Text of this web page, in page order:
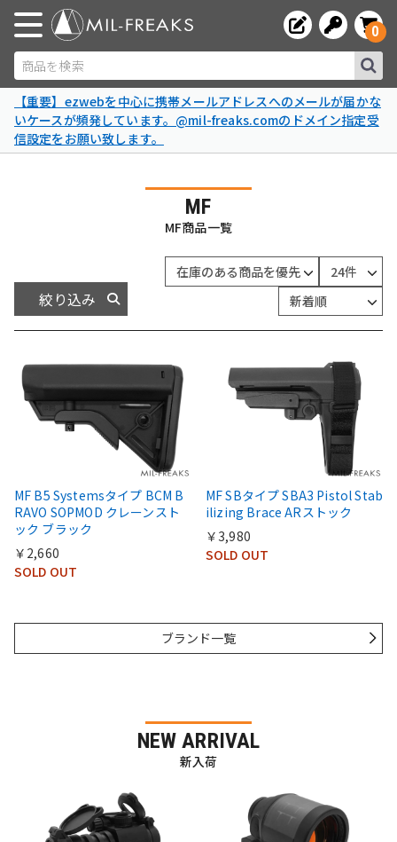
商品を検索
0
【重要】ezwebを中心に携帯メールアドレスへのメールが届かな
いケースが頻発しています。@mil-freaks.comのドメイン指定受
信設定をお願い致します。
MF
MF商品一覧
絞り込み
MF B5 Systemsタイプ BCM B
RAVO SOPMOD クレーンスト
ック ブラック
￥2,660
SOLD OUT
MF SBタイプ SBA3 Pistol Stab
ilizing Brace ARストック
￥3,980
SOLD OUT
ブランド一覧
NEW ARRIVAL
新入荷